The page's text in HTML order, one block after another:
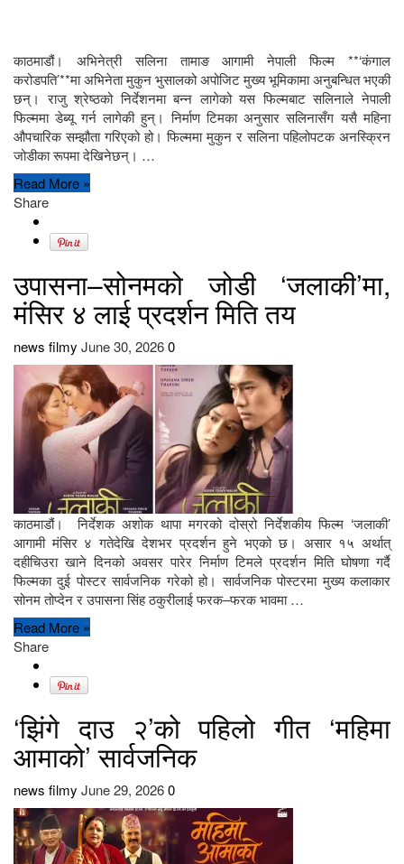
काठमाडौं। अभिनेत्री सलिना तामाङ आगामी नेपाली फिल्म **‘कंगाल
करोडपति’**मा अभिनेता मुकुन भुसालको अपोजिट मुख्य भूमिकामा अनुबन्धित भएकी
छन्। राजु श्रेष्ठको निर्देशनमा बन्न लागेको यस फिल्मबाट सलिनाले नेपाली
फिल्ममा डेब्यू गर्न लागेकी हुन्। निर्माण टिमका अनुसार सलिनासँग यसै महिना
औपचारिक सम्झौता गरिएको हो। फिल्ममा मुकुन र सलिना पहिलोपटक अनस्क्रिन
जोडीका रूपमा देखिनेछन्। …
Read More »
Share
उपासना–सोनमको जोडी ‘जलाकी’मा,
मंसिर ४ लाई प्रदर्शन मिति तय
news filmy June 30, 20260
काठमाडौं। निर्देशक अशोक थापा मगरको दोस्रो निर्देशकीय फिल्म ‘जलाकी’
आगामी मंसिर ४ गतेदेखि देशभर प्रदर्शन हुने भएको छ। असार १५ अर्थात्
दहीचिउरा खाने दिनको अवसर पारेर निर्माण टिमले प्रदर्शन मिति घोषणा गर्दै
फिल्मका दुई पोस्टर सार्वजनिक गरेको हो। सार्वजनिक पोस्टरमा मुख्य कलाकार
सोनम तोप्देन र उपासना सिंह ठकुरीलाई फरक–फरक भावमा …
Read More »
Share
‘झिंगे दाउ २’को पहिलो गीत ‘महिमा
आमाको’ सार्वजनिक
news filmy June 29, 20260